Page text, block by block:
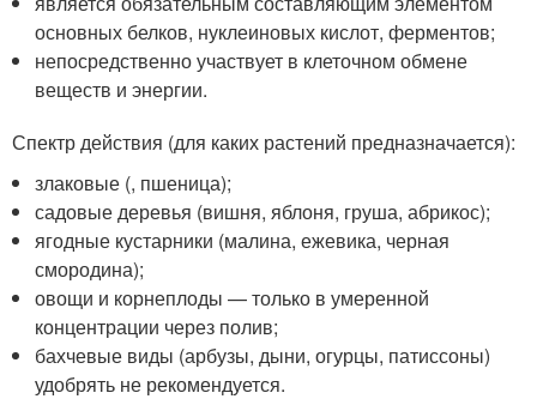
основных белков, нуклеиновых кислот, ферментов;
непосредственно участвует в клеточном обмене
веществ и энергии.
Спектр действия (для каких растений предназначается):
злаковые (, пшеница);
садовые деревья (вишня, яблоня, груша, абрикос);
ягодные кустарники (малина, ежевика, черная
смородина);
овощи и корнеплоды — только в умеренной
концентрации через полив;
бахчевые виды (арбузы, дыни, огурцы, патиссоны)
удобрять не рекомендуется.